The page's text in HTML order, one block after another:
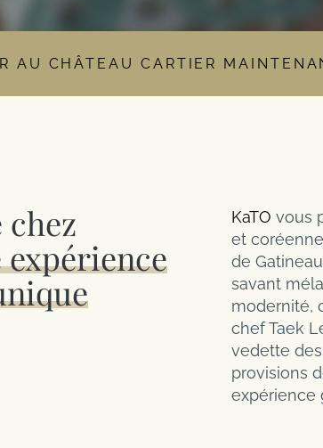
AU CHÂTEAU CARTIER
Pour consulter les tarifs détaillés ou pour
chez
expérience
KaTO vous
et
de
savant
modernité,
chef Taek
vedette
provisions
expérience